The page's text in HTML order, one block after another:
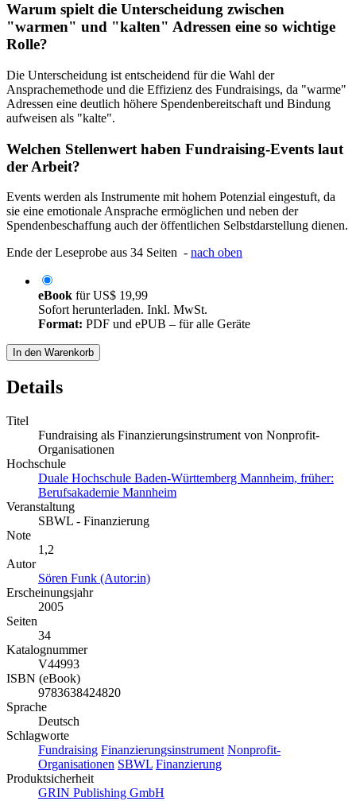
Warum spielt die Unterscheidung zwischen
"warmen" und "kalten" Adressen eine so wichtige
Rolle?
Die Unterscheidung ist entscheidend für die Wahl der
Ansprachemethode und die Effizienz des Fundraisings, da "warme"
Adressen eine deutlich höhere Spendenbereitschaft und Bindung
aufweisen als "kalte".
Welchen Stellenwert haben Fundraising-Events laut
der Arbeit?
Events werden als Instrumente mit hohem Potenzial eingestuft, da
sie eine emotionale Ansprache ermöglichen und neben der
Spendenbeschaffung auch der öffentlichen Selbstdarstellung dienen.
Ende der Leseprobe aus 34 Seiten - nach oben
eBook fürUS$ 19,99
Sofort herunterladen. Inkl. MwSt.
Format: PDF und ePUB – für alle Geräte
In den Warenkorb
Details
Titel
Fundraising als Finanzierungsinstrument von Nonprofit-
Organisationen
Hochschule
Duale Hochschule Baden-Württemberg Mannheim, früher:
Berufsakademie Mannheim
Veranstaltung
SBWL - Finanzierung
Note
1,2
Autor
Sören Funk (Autor:in)
Erscheinungsjahr
2005
Seiten
34
Katalognummer
V44993
ISBN (eBook)
9783638424820
Sprache
Deutsch
Schlagworte
Fundraising Finanzierungsinstrument Nonprofit-
Organisationen SBWL Finanzierung
Produktsicherheit
GRIN Publishing GmbH